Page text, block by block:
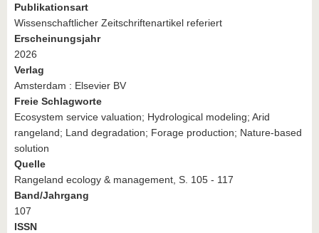
Publikationsart
Wissenschaftlicher Zeitschriftenartikel referiert
Erscheinungsjahr
2026
Verlag
Amsterdam : Elsevier BV
Freie Schlagworte
Ecosystem service valuation; Hydrological modeling; Arid
rangeland; Land degradation; Forage production; Nature-based
solution
Quelle
Rangeland ecology & management, S. 105 - 117
Band/Jahrgang
107
ISSN